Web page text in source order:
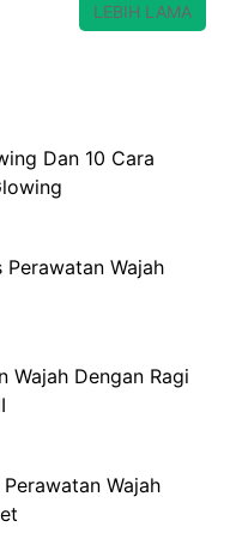
LEBIH LAMA
Dan 10 Cara
Wajah
Wajah Dengan Ragi
Wajah